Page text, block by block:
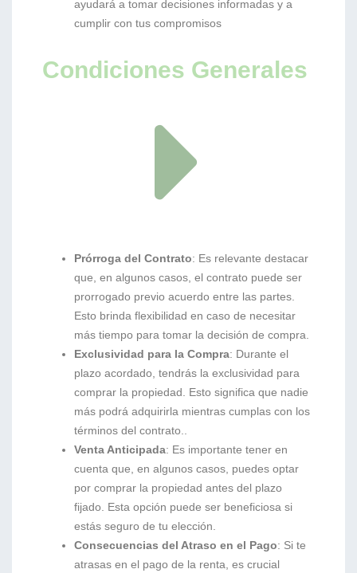
ayudará a tomar decisiones informadas y a
cumplir con tus compromisos
Condiciones Generales
Prórroga del Contrato: Es relevante destacar
que, en algunos casos, el contrato puede ser
prorrogado previo acuerdo entre las partes.
Esto brinda flexibilidad en caso de necesitar
más tiempo para tomar la decisión de compra.
Exclusividad para la Compra: Durante el
plazo acordado, tendrás la exclusividad para
comprar la propiedad. Esto significa que nadie
más podrá adquirirla mientras cumplas con los
términos del contrato..
Venta Anticipada: Es importante tener en
cuenta que, en algunos casos, puedes optar
por comprar la propiedad antes del plazo
fijado. Esta opción puede ser beneficiosa si
estás seguro de tu elección.
Consecuencias del Atraso en el Pago: Si te
atrasas en el pago de la renta, es crucial